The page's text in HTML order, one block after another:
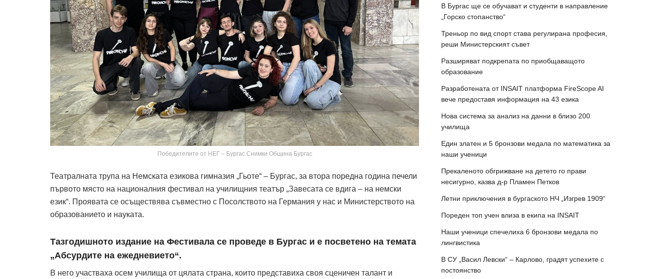
Победителите от НЕГ – Бургас Снимки Община Бургас
Театралната трупа на Немската езикова гимназия „Гьоте“ – Бургас, за втора поредна година печели
първото място на националния фестивал на училищния театър „Завесата се вдига – на немски
език“. Проявата се осъществява съвместно с Посолството на Германия у нас и Министерството на
образованието и науката.
Тазгодишното издание на Фестивала се проведе в Бургас и е посветено на темата
„Абсурдите на ежедневието“.
В него участваха осем училища от цялата страна, които представиха своя сценичен талант и
В Бургас ще се обучават и студенти в направление
„Горско стопанство“
Треньор по вид спорт става регулирана професия,
реши Министерският съвет
Разширяват подкрепата по приобщаващото
образование
Разработената от INSAIT платформа FireScope AI
вече предоставя информация на 43 езика
Нова система за анализ на данни в близо 200
училища
Един златен и 5 бронзови медала по математика за
наши ученици
Прекаленото обгрижване на детето го прави
несигурно, казва д-р Пламен Петков
Летни приключения в бургаското НЧ „Изгрев 1909“
Пореден топ учен влиза в екипа на INSAIT
Наши ученици спечелиха 6 бронзови медала по
лингвистика
В СУ „Васил Левски“ – Карлово, градят успехите с
постоянство